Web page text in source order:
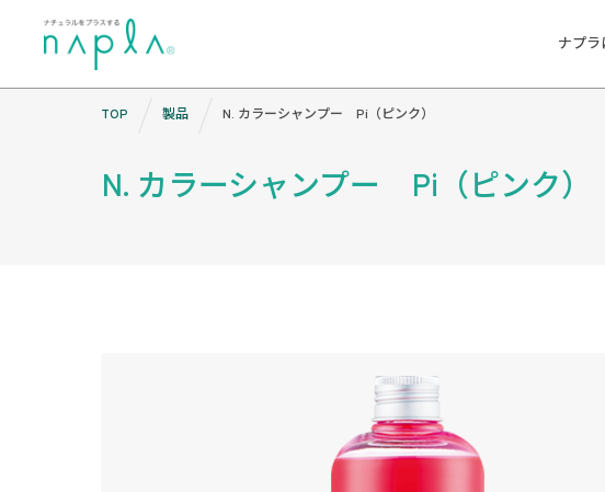
ナプラ
N. カラーシャンプー Pi（ピンク）
TOP 製品 N. カラーシャンプー Pi（ピンク）